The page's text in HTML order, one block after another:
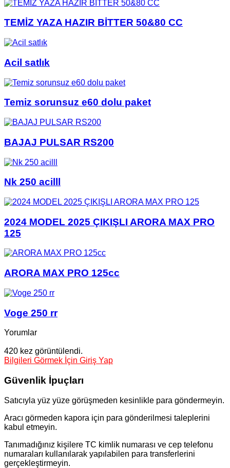
TEMİZ YAZA HAZIR BİTTER 50&80 CC
Acil satlık
Temiz sorunsuz e60 dolu paket
BAJAJ PULSAR RS200
Nk 250 acilll
2024 MODEL 2025 ÇIKIŞLI ARORA MAX PRO
125
ARORA MAX PRO 125cc
Voge 250 rr
Yorumlar
420 kez görüntülendi.
Bilgileri Görmek İçin Giriş Yap
Güvenlik İpuçları
Satıcıyla yüz yüze görüşmeden kesinlikle para göndermeyin.
Aracı görmeden kapora için para gönderilmesi taleplerini
kabul etmeyin.
Tanımadığınız kişilere TC kimlik numarası ve cep telefonu
numaraları kullanılarak yapılabilen para transferlerini
gerçekleştirmeyin.